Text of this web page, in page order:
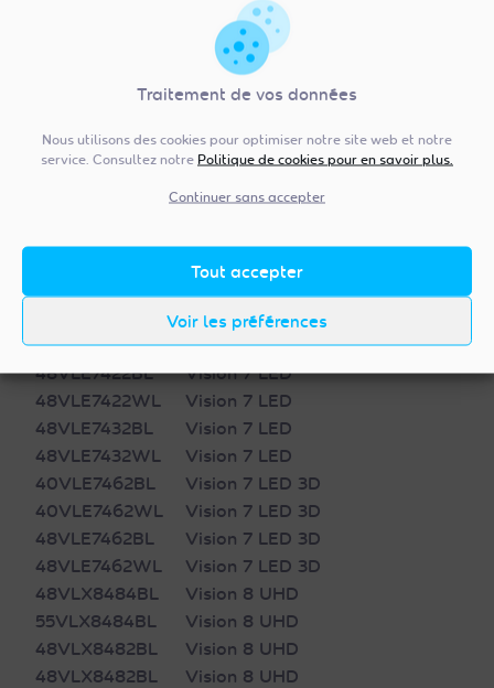
Traitement de vos données
Nous utilisons des cookies pour optimiser notre site web et notre
service. Consultez notre Politique de cookies pour en savoir plus.
Continuer sans accepter
Tout accepter
Voir les préférences
Vision 5 LED
Vision 5 LED
Vision 5 LED
48VLE5421BG
Vision 5 LED
40VLE6422BL
Vision 6 LED
Vision 7 LED
Vision 7 LED
40VLE7422WL
Vision 7 LED
Vision 7 LED
40VLE7432WL
Vision 7 LED
48VLE7422BL
Vision 7 LED
48VLE7422WL
Vision 7 LED
48VLE7432BL
Vision 7 LED
48VLE7432WL
Vision 7 LED
40VLE7462BL
Vision 7 LED 3D
40VLE7462WL
Vision 7 LED 3D
48VLE7462BL
Vision 7 LED 3D
48VLE7462WL
Vision 7 LED 3D
48VLX8484BL
Vision 8 UHD
55VLX8484BL
Vision 8 UHD
48VLX8482BL
Vision 8 UHD
48VLX8482BL
Vision 8 UHD